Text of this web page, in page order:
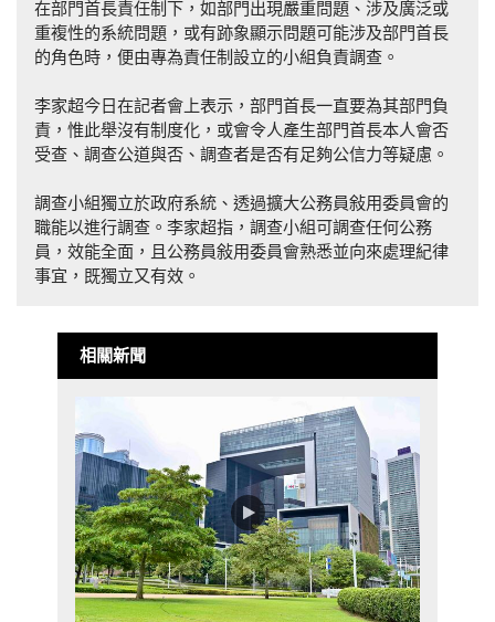
在部門首長責任制下，如部門出現嚴重問題、涉及廣泛或
重複性的系統問題，或有跡象顯示問題可能涉及部門首長
的角色時，便由專為責任制設立的小組負責調查。
李家超今日在記者會上表示，部門首長一直要為其部門負
責，惟此舉沒有制度化，或會令人產生部門首長本人會否
受查、調查公道與否、調查者是否有足夠公信力等疑慮。
調查小組獨立於政府系統、透過擴大公務員敍用委員會的
職能以進行調查。李家超指，調查小組可調查任何公務
員，效能全面，且公務員敍用委員會熟悉並向來處理紀律
事宜，既獨立又有效。
相關新聞